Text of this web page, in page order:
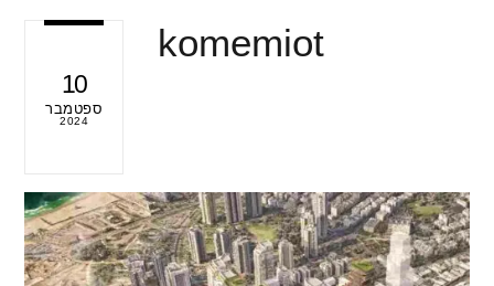
10
ספטמבר
2024
komemiot